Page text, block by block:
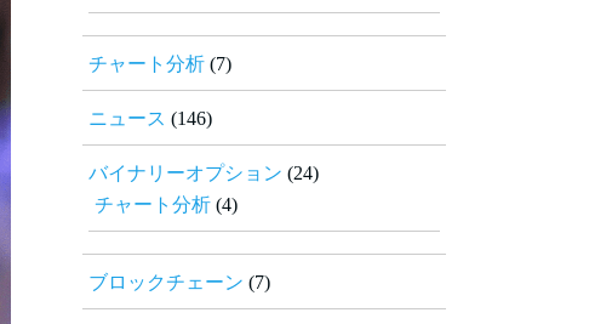
チャート分析 (7)
ニュース (146)
バイナリーオプション (24)
チャート分析 (4)
ブロックチェーン (7)